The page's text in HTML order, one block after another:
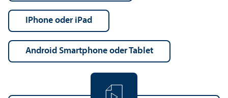
iPhone oder iPad
Android Smartphone oder Tablet